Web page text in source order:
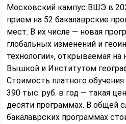
Московский кампус ВШЭ в
прием на 52 бакалаврские
мест. В их числе — новая
глобальных изменений и
технологии», открываемая
Вышкой и Институтом
Стоимость платного
390 тыс. руб. в год — такая
десяти программах. В общей
бакалаврских программах